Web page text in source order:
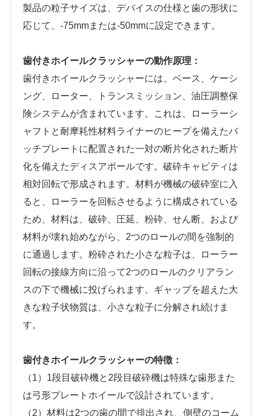
製品の粒子サイズは、デバイスの仕様と歯の形状に
応じて、-75mmまたは-50mmに設定できます。
歯付きホイールクラッシャーの動作原理：
歯付きホイールクラッシャーには、ベース、ケーシ
ング、ローター、トランスミッション、油圧調整保
険システムが含まれています。これは、ローラーシ
ャフトと耐摩耗性材料ライナーのヒープを備えたバ
ッチプレートに配置された一対の断片化された断片
化を備えたディスアポールです。破砕キャビティは
相対回転で形成されます。材料が機械の破砕室に入
ると、ローラーを回転させるように構成されている
ため、材料は、破砕、圧延、粉砕、せん断、および
材料が壊れ始めながら、2つのロールの間を強制的
に通過します。粉砕された小さな粒子は、ローラー
回転の接線方向に沿って2つのロールのクリアラン
スの下で機械に投げられます。ギャップを超えた大
きな粒子状物質は、小さな粒子に分解され続けま
す。
歯付きホイールクラッシャーの特徴：
（1）1段目破砕機と2段目破砕機は特殊な歯形また
は弓形プレートホイールで設計されています。
（2）材料は2つの歯の間で排出され、側壁のコーム